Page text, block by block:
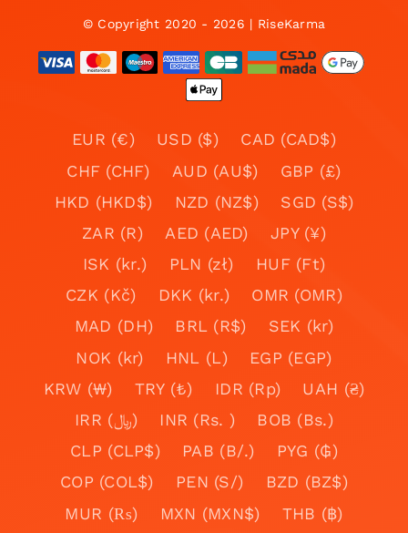
© Copyright 2020 - 2026 | RiseKarma
EUR (€) USD ($)
CAD (CAD$)
CHF (CHF)
AUD (AU$)
GBP (£)
HKD (HKD$)
NZD (NZ$)
SGD (S$)
ZAR (R)
AED (AED)
JPY (¥)
ISK (kr.)
PLN (zł)
HUF (Ft)
CZK (Kč)
DKK (kr.)
OMR (OMR)
MAD (DH)
BRL (R$)
SEK (kr)
NOK (kr)
HNL (L)
EGP (EGP)
KRW (₩)
TRY (₺) IDR (Rp)
UAH (₴)
IRR (﷼)
INR (Rs. )
BOB (Bs.)
CLP (CLP$)
PAB (B/.)
PYG (₲)
COP (COL$)
PEN (S/)
BZD (BZ$)
MUR (₨)
MXN (MXN$)
THB (฿)